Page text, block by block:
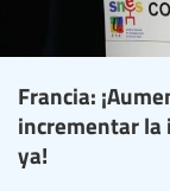
Francia:
incrementar la
ya!